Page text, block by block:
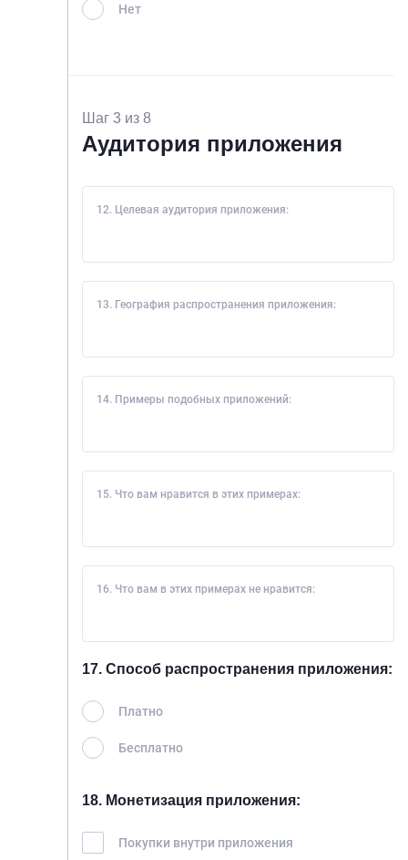
Нет
Шаг 3 из 8
Аудитория приложения
12. Целевая аудитория приложения:
13. География распространения приложения:
14. Примеры подобных приложений:
15. Что вам нравится в этих примерах:
16. Что вам в этих примерах не нравится:
17. Способ распространения приложения:
Платно
Бесплатно
18. Монетизация приложения:
Покупки внутри приложения